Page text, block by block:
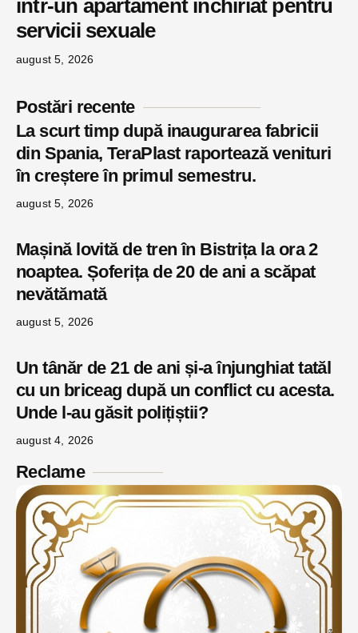
într-un apartament închiriat pentru
servicii sexuale
august 5, 2026
Postări recente
La scurt timp după inaugurarea fabricii
din Spania, TeraPlast raportează venituri
în creștere în primul semestru.
august 5, 2026
Mașină lovită de tren în Bistrița la ora 2
noaptea. Șoferița de 20 de ani a scăpat
nevătămată
august 5, 2026
Un tânăr de 21 de ani și-a înjunghiat tatăl
cu un briceag după un conflict cu acesta.
Unde l-au găsit polițiștii?
august 4, 2026
Reclame